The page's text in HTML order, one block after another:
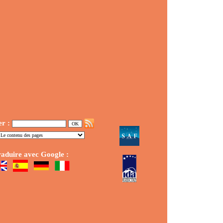
:
avec Google :